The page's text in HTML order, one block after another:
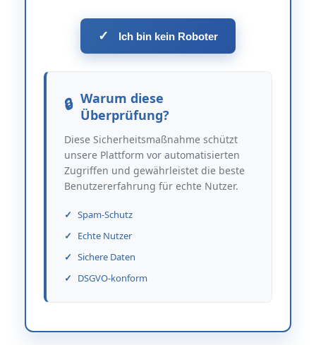
✓ Ich bin kein Roboter
Warum diese
Überprüfung?
Diese Sicherheitsmaßnahme schützt
unsere Plattform vor automatisierten
Zugriffen und gewährleistet die beste
Benutzererfahrung für echte Nutzer.
Spam-Schutz
Echte Nutzer
Sichere Daten
DSGVO-konform